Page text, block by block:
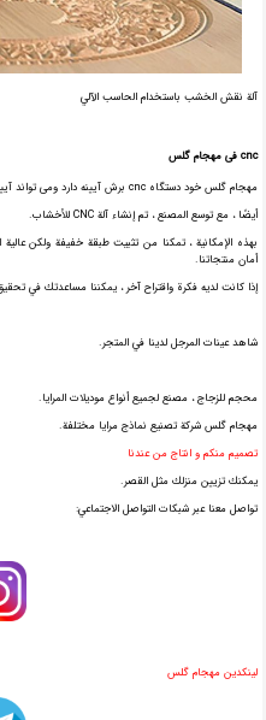
آلة نقش الخشب باستخدام الحاسب الآلي
cnc فی مهجام گلس
مهجام گلس خود دستگاه cnc برش آیینه دارد ومی تواند آیینه وشیشه ها را به مدل های مختلف برش دهد.
أيضًا ، مع توسع المصنع ، تم إنشاء آلة CNC للأخشاب.
أمان منتجاتنا.
إذا كانت لديه فكرة واقتراح آخر ، يمكننا مساعدتك في
شاهد عينات المرجل لدينا في المتجر.
محجم للزجاج ، مصنع لجميع أنواع موديلات المرايا.
مهجام گلس شركة تصنيع نماذج مرايا مختلفة.
تصميم منكم و انتاج من عندنا
يمكنك تزيين منزلك مثل القصر.
تواصل معنا عبر شبكات التواصل الاجتماعي:
لینکدین مهجام گلس